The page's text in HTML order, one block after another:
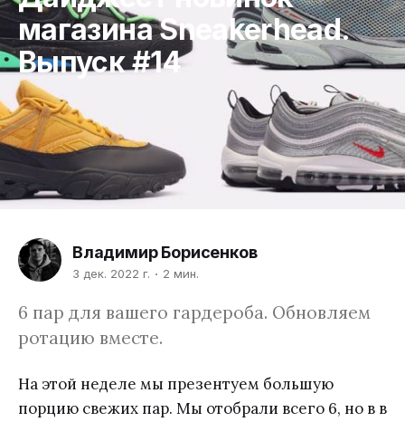
магазина Sneakerhead.
Выпуск #14
Владимир Борисенков
3 дек. 2022 г. 2 мин.
6 пар для вашего гардероба. Обновляем
ротацию вместе.
На этой неделе мы презентуем большую
порцию свежих пар. Мы отобрали всего 6, но в в